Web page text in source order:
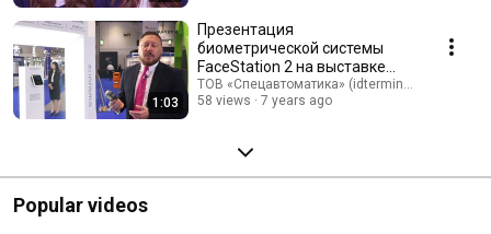
1:03
Презентация
биометрической системы
FaceStation 2 на выставке
IFSEC International 2017
ТОВ «Спецавтоматика» (idterminal.com)
58 views
7 years ago
Popular videos